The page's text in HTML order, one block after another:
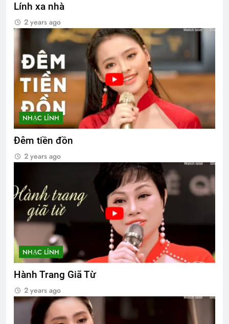
Lính xa nhà
2 years ago
NHẠC LÍNH
Đêm tiền đồn
2 years ago
NHẠC LÍNH
Hành Trang Giã Từ
2 years ago